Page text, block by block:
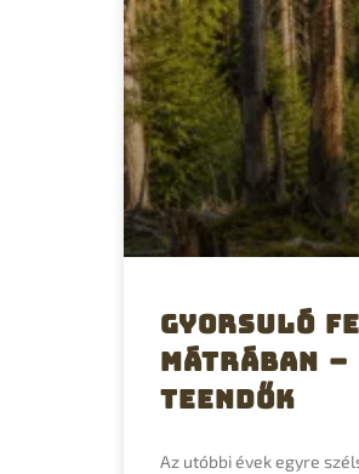
Gyorsuló
Mátrában
teendők
Az utóbbi évek egyre